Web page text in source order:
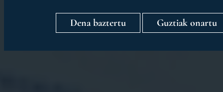
Dena baztertu Guztiak onartu